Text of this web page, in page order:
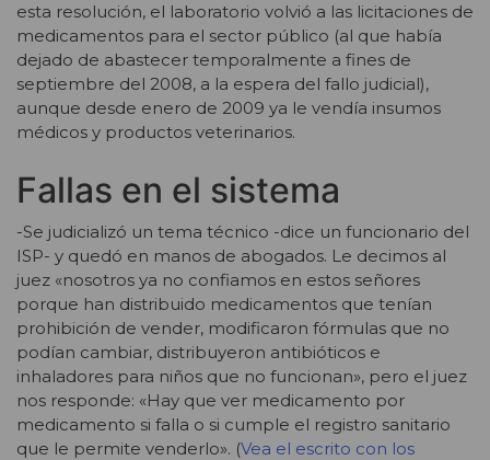
esta resolución, el laboratorio volvió a las licitaciones de
medicamentos para el sector público (al que había
dejado de abastecer temporalmente a fines de
septiembre del 2008, a la espera del fallo judicial),
aunque desde enero de 2009 ya le vendía insumos
médicos y productos veterinarios.
Fallas en el sistema
-Se judicializó un tema técnico -dice un funcionario del
ISP- y quedó en manos de abogados. Le decimos al
juez «nosotros ya no confiamos en estos señores
porque han distribuido medicamentos que tenían
prohibición de vender, modificaron fórmulas que no
podían cambiar, distribuyeron antibióticos e
inhaladores para niños que no funcionan», pero el juez
nos responde: «Hay que ver medicamento por
medicamento si falla o si cumple el registro sanitario
que le permite venderlo». (Vea el escrito con los